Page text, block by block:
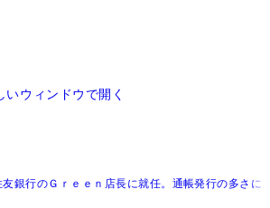
いウィンドウで開く
銀行のＧｒｅｅｎ店長に就任。通帳発行の多さに